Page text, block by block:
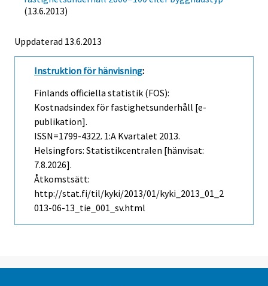
(13.6.2013)
Uppdaterad 13.6.2013
Instruktion för hänvisning:
Finlands officiella statistik (FOS):
Kostnadsindex för fastighetsunderhåll [e-
publikation].
ISSN=1799-4322. 1:a Kvartalet 2013.
Helsingfors: Statistikcentralen [hänvisat:
7.8.2026].
Åtkomstsätt:
http://stat.fi/til/kyki/2013/01/kyki_2013_01_2
013-06-13_tie_001_sv.html